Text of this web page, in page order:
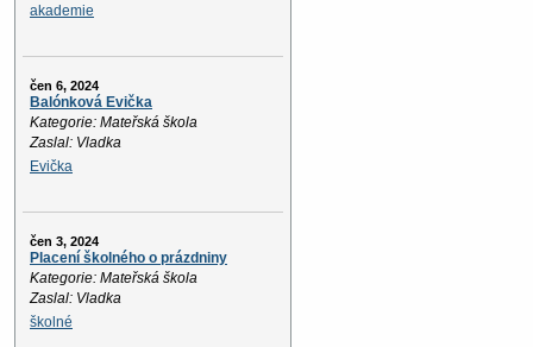
akademie
čen 6, 2024
Balónková Evička
Kategorie: Mateřská škola
Zaslal: Vladka
Evička
čen 3, 2024
Placení školného o prázdniny
Kategorie: Mateřská škola
Zaslal: Vladka
školné